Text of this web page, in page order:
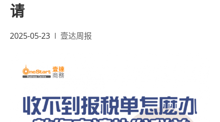
请
2025-05-23 壹达周报